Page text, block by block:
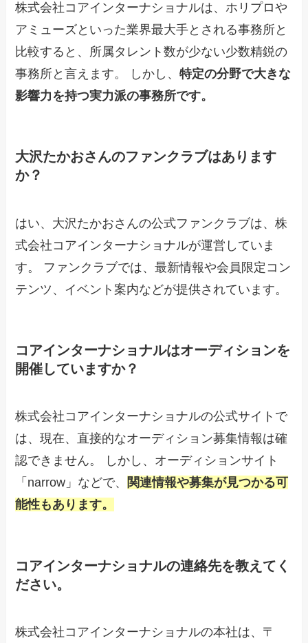
株式会社コアインターナショナルは、ホリプロや
アミューズといった業界最大手とされる事務所と
比較すると、所属タレント数が少ない少数精鋭の
事務所と言えます。 しかし、特定の分野で大きな
影響力を持つ実力派の事務所です。
大沢たかおさんのファンクラブはあります
か？
はい、大沢たかおさんの公式ファンクラブは、株
式会社コアインターナショナルが運営していま
す。 ファンクラブでは、最新情報や会員限定コン
テンツ、イベント案内などが提供されています。
コアインターナショナルはオーディションを
開催していますか？
株式会社コアインターナショナルの公式サイトで
は、現在、直接的なオーディション募集情報は確
認できません。 しかし、オーディションサイト
「narrow」などで、 関連情報や募集が見つかる可
能性もあります。
コアインターナショナルの連絡先を教えてく
ださい。
株式会社コアインターナショナルの本社は、〒